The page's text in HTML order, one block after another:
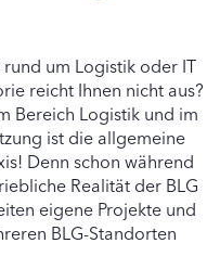
um Logistik oder IT
reicht Ihnen nicht aus?
Bereich Logistik und im
ist die allgemeine
Denn schon während
Realität der BLG
eigene Projekte und
BLG-Standorten